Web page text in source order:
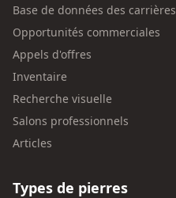
Base de données des carrières
Opportunités commerciales
Appels d'offres
Inventaire
Recherche visuelle
Salons professionnels
Articles
Types de pierres